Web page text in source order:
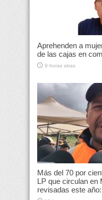
Aprehenden a
de las cajas en
9 horas atras
Más del 70 por
LP que circulan en
revisadas este